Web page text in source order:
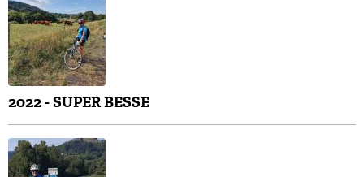
2022 - SUPER BESSE